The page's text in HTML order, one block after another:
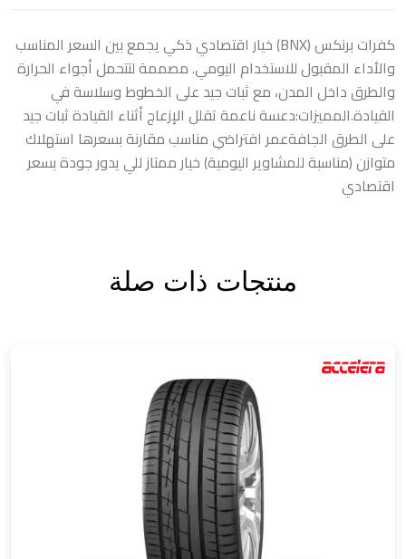
كفرات برنكس (BNX) خيار اقتصادي ذكي يجمع بين السعر المناسب
والأداء المقبول للاستخدام اليومي. مصممة لتتحمل أجواء الحرارة
والطرق داخل المدن، مع ثبات جيد على الخطوط وسلاسة في
القيادة.المميزات:دعسة ناعمة تقلل الإزعاج أثناء القيادة ثبات جيد
على الطرق الجافةعمر افتراضي مناسب مقارنة بسعرها استهلاك
متوازن (مناسبة للمشاوير اليومية) خيار ممتاز للي يدور جودة بسعر
اقتصادي
منتجات ذات صلة